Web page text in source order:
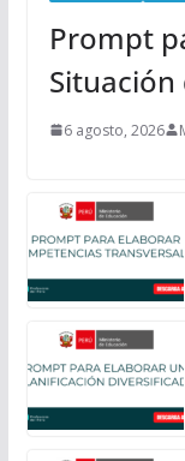
Prompt
6 agosto, 2026